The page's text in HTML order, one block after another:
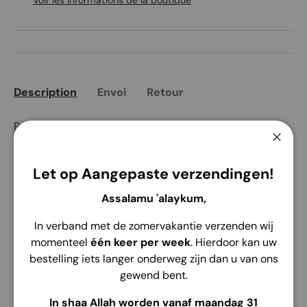
Description Envoi Retour
Profitez d'une expérience de lecture confortable et
attrayante avec le Al-Quran Rasm Utsmani Standard
Coran offre plusieurs excellentes fonctionnalités qui le
rendent spécial et adapté à vos besoins de prière et
Écriture épaisse et claire
: une écriture épaisse
et claire facilite la lecture, de sorte que chaque
verset puisse être lu confortablement et sans
Let op Aangepaste verzendingen!
Assalamu 'alaykum,
In verband met de zomervakantie verzenden wij
momenteel één keer per week. Hierdoor kan uw
bestelling iets langer onderweg zijn dan u van ons
gewend bent.
In shaa Allah worden vanaf maandag 31